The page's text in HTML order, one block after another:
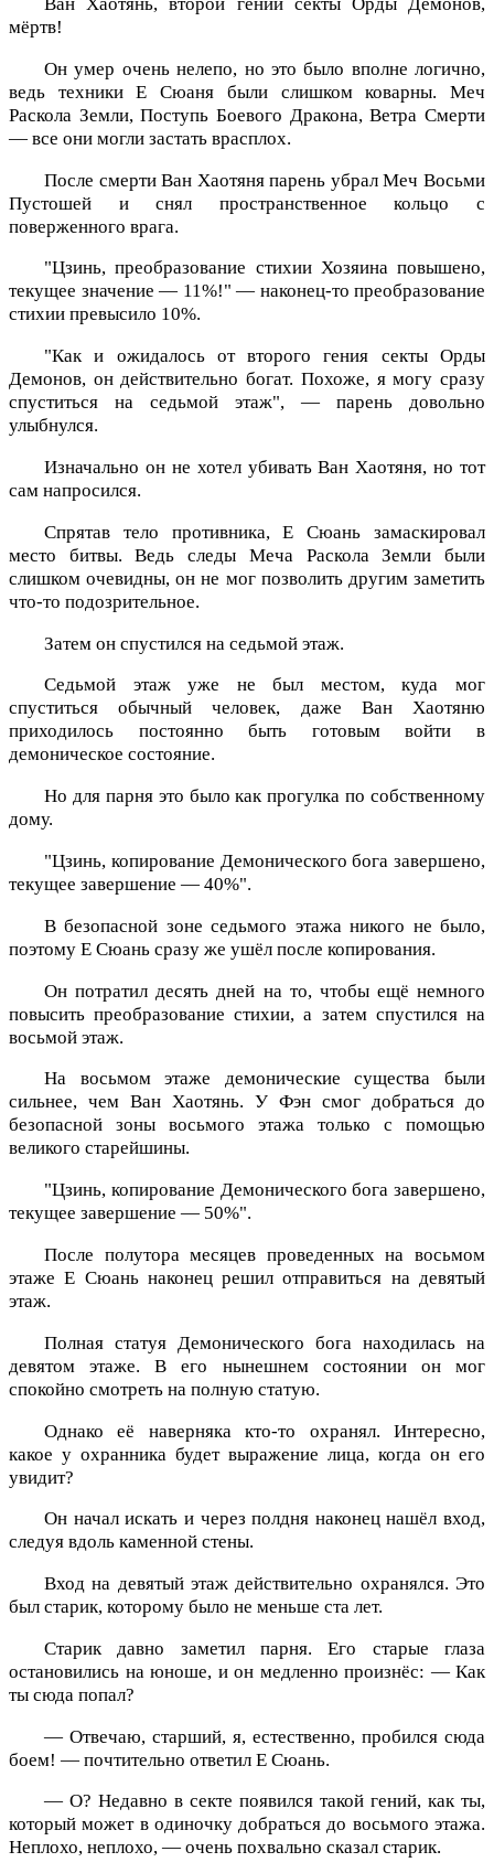
мёртв!
Он умер очень нелепо, но это было вполне логично,
ведь техники Е Сюаня были слишком коварны. Меч
Раскола Земли, Поступь Боевого Дракона, Ветра Смерти
— все они могли застать врасплох.
После смерти Ван Хаотяня парень убрал Меч Восьми
Пустошей и снял пространственное кольцо с
поверженного врага.
"Цзинь, преобразование стихии Хозяина повышено,
текущее значение — 11%!" — наконец-то преобразование
стихии превысило 10%.
"Как и ожидалось от второго гения секты Орды
Демонов, он действительно богат. Похоже, я могу сразу
спуститься на седьмой этаж", — парень довольно
улыбнулся.
Изначально он не хотел убивать Ван Хаотяня, но тот
сам напросился.
Спрятав тело противника, Е Сюань замаскировал
место битвы. Ведь следы Меча Раскола Земли были
слишком очевидны, он не мог позволить другим заметить
что-то подозрительное.
Затем он спустился на седьмой этаж.
Седьмой этаж уже не был местом, куда мог
спуститься обычный человек, даже Ван Хаотяню
приходилось постоянно быть готовым войти в
демоническое состояние.
Но для парня это было как прогулка по собственному
дому.
"Цзинь, копирование Демонического бога завершено,
текущее завершение — 40%".
В безопасной зоне седьмого этажа никого не было,
поэтому Е Сюань сразу же ушёл после копирования.
Он потратил десять дней на то, чтобы ещё немного
повысить преобразование стихии, а затем спустился на
восьмой этаж.
На восьмом этаже демонические существа были
сильнее, чем Ван Хаотянь. У Фэн смог добраться до
безопасной зоны восьмого этажа только с помощью
великого старейшины.
"Цзинь, копирование Демонического бога завершено,
текущее завершение — 50%".
После полутора месяцев проведенных на восьмом
этаже Е Сюань наконец решил отправиться на девятый
этаж.
Полная статуя Демонического бога находилась на
девятом этаже. В его нынешнем состоянии он мог
спокойно смотреть на полную статую.
Однако её наверняка кто-то охранял. Интересно,
какое у охранника будет выражение лица, когда он его
увидит?
Он начал искать и через полдня наконец нашёл вход,
следуя вдоль каменной стены.
Вход на девятый этаж действительно охранялся. Это
был старик, которому было не меньше ста лет.
Старик давно заметил парня. Его старые глаза
остановились на юноше, и он медленно произнёс: — Как
ты сюда попал?
— Отвечаю, старший, я, естественно, пробился сюда
боем! — почтительно ответил Е Сюань.
— О? Недавно в секте появился такой гений, как ты,
который может в одиночку добраться до восьмого этажа.
Неплохо, неплохо, — очень похвально сказал старик.